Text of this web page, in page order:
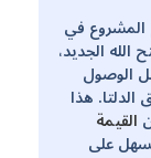
المشروع في
الجديد،
الوصول
هذا
القيمة
على